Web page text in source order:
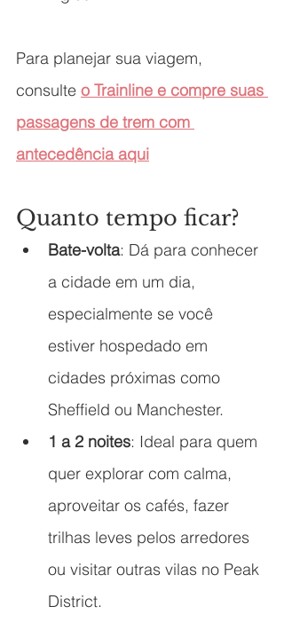
Para planejar sua viagem,
consulte o Trainline e compre suas
passagens de trem com
antecedência aqui
Quanto tempo ficar?
Bate-volta: Dá para conhecer
a cidade em um dia,
especialmente se você
estiver hospedado em
cidades próximas como
Sheffield ou Manchester.
1 a 2 noites: Ideal para quem
quer explorar com calma,
aproveitar os cafés, fazer
trilhas leves pelos arredores
ou visitar outras vilas no Peak
District.